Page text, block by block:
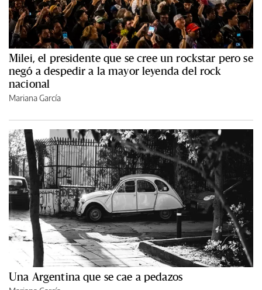
Milei, el presidente que se cree un rockstar pero se
negó a despedir a la mayor leyenda del rock
nacional
Mariana García
Una Argentina que se cae a pedazos